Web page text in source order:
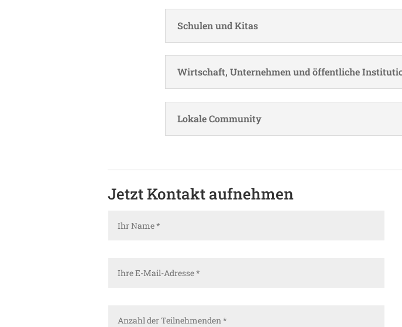
Schulen und Kitas
Wirt­schaft, Unter­nehmen und öffent­liche
Lokale Commu­nity
Jetzt Kontakt aufnehmen